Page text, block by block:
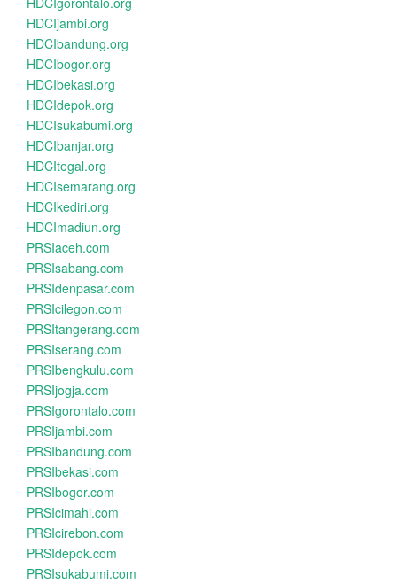
HDCIjambi.org
HDCIbandung.org
HDCIbogor.org
HDCIbekasi.org
HDCIdepok.org
HDCIsukabumi.org
HDCIbanjar.org
HDCItegal.org
HDCIsemarang.org
HDCIkediri.org
HDCImadiun.org
PRSIaceh.com
PRSIsabang.com
PRSIdenpasar.com
PRSIcilegon.com
PRSItangerang.com
PRSIserang.com
PRSIbengkulu.com
PRSIjogja.com
PRSIgorontalo.com
PRSIjambi.com
PRSIbandung.com
PRSIbekasi.com
PRSIbogor.com
PRSIcimahi.com
PRSIcirebon.com
PRSIdepok.com
PRSIsukabumi.com